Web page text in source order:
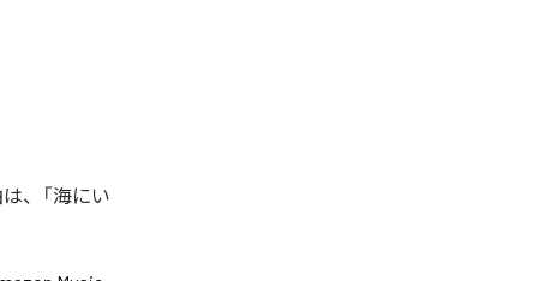
、「海にい